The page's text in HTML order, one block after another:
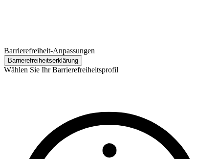
Barrierefreiheit-Anpassungen
Barrierefreiheits­erklärung
Wählen Sie Ihr Barrierefreiheitsprofil